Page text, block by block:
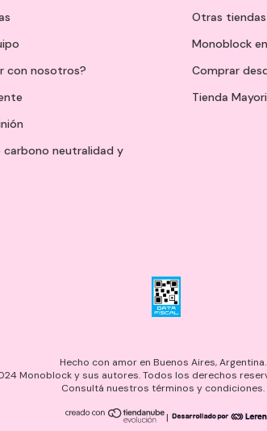
con nosotros?
carbono neutralidad y
Otras
Monoblock
Comprar
Tienda
Hecho con amor en Buenos Aires, Argentina.
Monoblock y sus autores. Todos los derechos
Consultá nuestros términos y condiciones.
|